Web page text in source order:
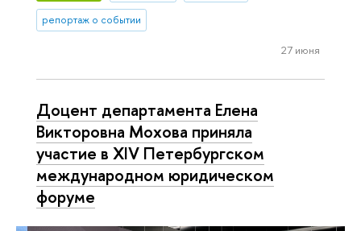
репортаж о событии
27 июня
Доцент департамента Елена
Викторовна Мохова приняла
участие в XIV Петербургском
международном юридическом
форуме